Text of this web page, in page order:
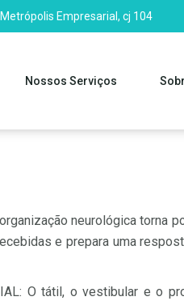
Empresarial, cj 104
Nossos Serviços
neurológica torna
e prepara uma
O tátil, o vestibular e o